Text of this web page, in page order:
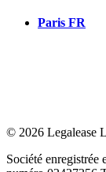
Paris FR
© 2026 Legalease
Société enregistrée